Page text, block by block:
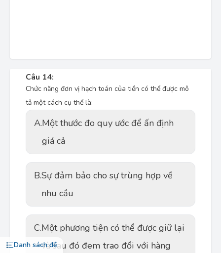
Danh sách đề
Câu 14:
Chức năng đơn vị hạch toán của tiền có thể được mô
tả một cách cụ thể là:
A.Một thước đo quy ước để ấn định
giá cả
B.Sự đảm bảo cho sự trùng hợp về
nhu cầu
C.Một phương tiện có thể được giữ lại
và sau đó đem trao đổi với hàng